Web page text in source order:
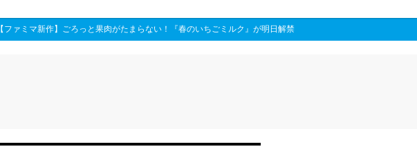
【ファミマ新作】ごろっと果肉がたまらない！『春のいちごミルク』が明日解禁